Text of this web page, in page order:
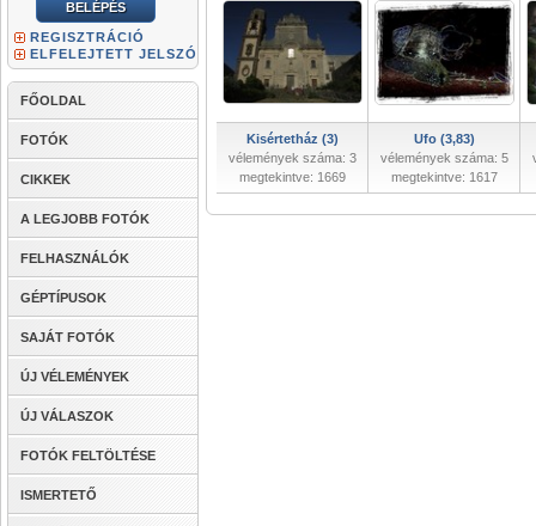
REGISZTRÁCIÓ
ELFELEJTETT JELSZÓ
FŐOLDAL
FOTÓK
CIKKEK
A LEGJOBB FOTÓK
FELHASZNÁLÓK
GÉPTÍPUSOK
SAJÁT FOTÓK
ÚJ VÉLEMÉNYEK
ÚJ VÁLASZOK
FOTÓK FELTÖLTÉSE
ISMERTETŐ
Kisértetház (3)
vélemények száma: 3
megtekintve: 1669
Ufo (3,83)
vélemények száma: 5
megtekintve: 1617